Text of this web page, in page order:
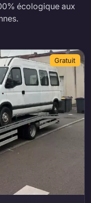
écologique aux
Gratuit